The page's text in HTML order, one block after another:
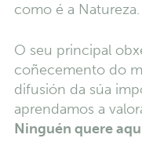
como é a Natureza.
O seu principal
coñecemento do
difusión da súa
aprendamos a
Ninguén quere